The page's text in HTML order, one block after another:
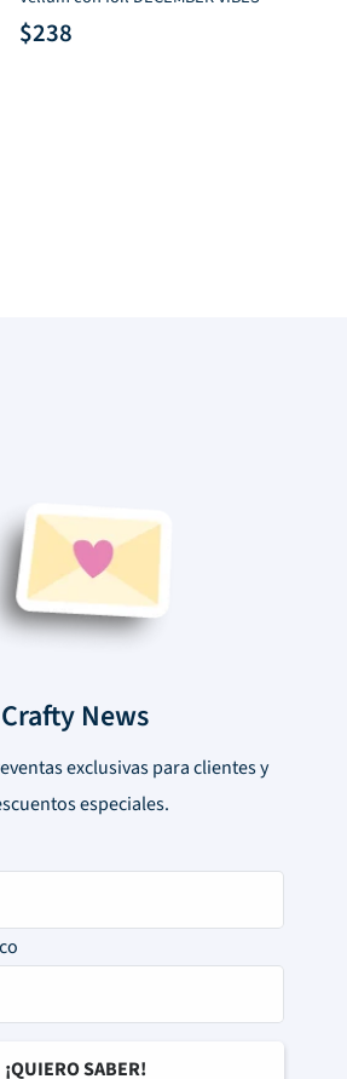
$238
Crafty News
exclusivas para clientes y
especiales.